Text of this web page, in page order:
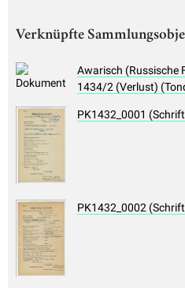
Verknüpfte
Awarisch (Russische
1434/2 (Verlust)
PK1432_0001
PK1432_0002